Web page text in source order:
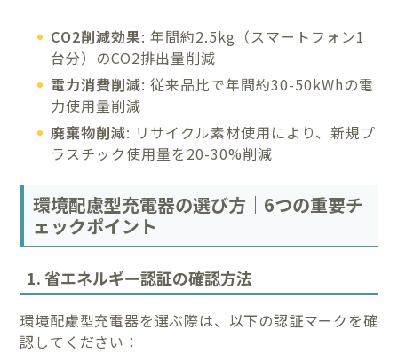
CO2削減効果: 年間約2.5kg（スマートフォン1
台分）のCO2排出量削減
電力消費削減: 従来品比で年間約30-50kWhの電
力使用量削減
廃棄物削減: リサイクル素材使用により、新規プ
ラスチック使用量を20-30%削減
環境配慮型充電器の選び方｜6つの重要チ
ェックポイント
1. 省エネルギー認証の確認方法
環境配慮型充電器を選ぶ際は、以下の認証マークを確
認してください：